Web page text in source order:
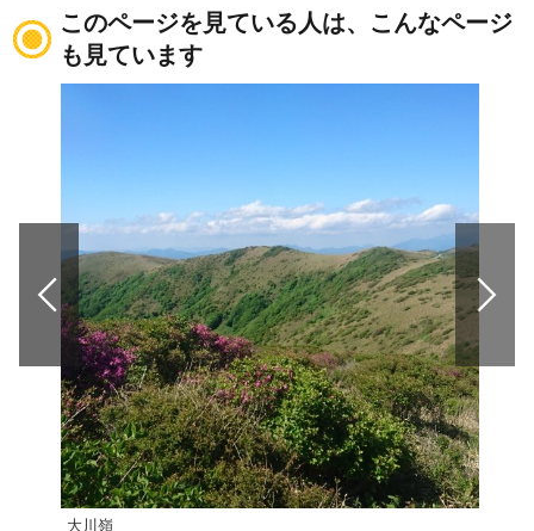
このページを見ている人は、こんなページ
も見ています
大川嶺